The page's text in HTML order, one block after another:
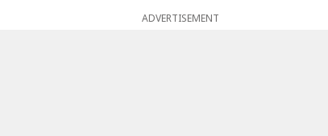
ADVERTISEMENT